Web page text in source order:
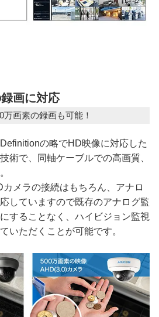
画に対応
画素の録画も可能！
の略でHD映像に対応した
術で、同軸ケーブルでの高画質、
メラの接続はもちろん、アナロ
していますので既存のアナログ監
することなく、ハイビジョン監視
いただくことが可能です。